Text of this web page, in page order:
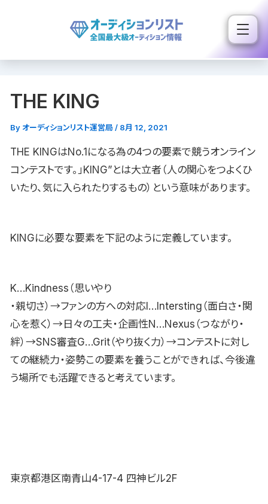
ス
THE KING
By オーディションリスト運営局 / 8月 12, 2021
THE KINGはNo.1になる為の4つの要素で競うオンライン
コンテストです。」KING”とは大立者（人の関心をつよくひ
いたり、気に入られたりするもの）という意味があります。
KINGに必要な要素を下記のように定義しています。
K…Kindness（思いやり
・親切さ）→ファンの方への対応I…Intersting（面白さ・関
心を惹く）→日々の工夫・企画性N…Nexus（つながり・
絆）→SNS審査G…Grit（やり抜く力）→コンテストに対し
ての継続力・姿勢この要素を養うことができれば、今後違
う場所でも活躍できると考えています。
東京都港区南青山4-17-4 四神ビル2F